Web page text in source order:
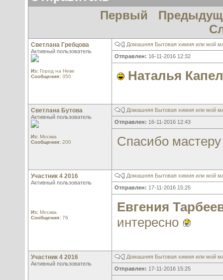
Первый
Светлана Гребцова
Активный пользователь
Из: Город на Неве
Сообщения: 350
Домашняя Бытовая химия или мой
Отправлен: 16-11-2016 12:32
Наталья
Светлана Бутова
Активный пользователь
Из: Москва
Сообщения: 200
Домашняя Бытовая химия или мой
Отправлен: 16-11-2016 12:43
Спасибо
Участник 4 2016
Активный пользователь
Из: Москва
Сообщения: 76
Домашняя Бытовая химия или мой
Отправлен: 17-11-2016 15:25
Евгения
интересно
Участник 4 2016
Активный пользователь
Домашняя Бытовая химия или мой
Отправлен: 17-11-2016 15:25